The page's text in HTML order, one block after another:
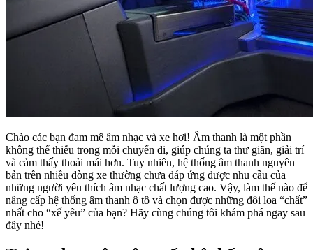
Chào các bạn đam mê âm nhạc và xe hơi! Âm thanh là một phần
không thể thiếu trong mỗi chuyến đi, giúp chúng ta thư giãn, giải trí
và cảm thấy thoải mái hơn. Tuy nhiên, hệ thống âm thanh nguyên
bản trên nhiều dòng xe thường chưa đáp ứng được nhu cầu của
những người yêu thích âm nhạc chất lượng cao. Vậy, làm thế nào để
nâng cấp hệ thống âm thanh ô tô và chọn được những đôi loa “chất”
nhất cho “xế yêu” của bạn? Hãy cùng chúng tôi khám phá ngay sau
đây nhé!